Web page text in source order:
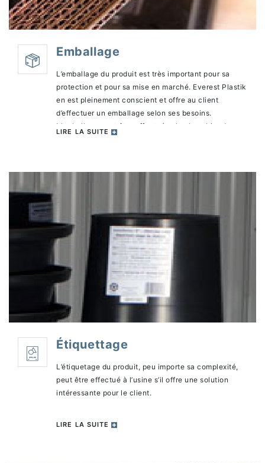
Emballage
L’emballage du produit est très important pour sa
protection et pour sa mise en marché. Everest Plastik
en est pleinement conscient et offre au client
d’effectuer un emballage selon ses besoins.
L’emballage peut être effectué selon le cahier des
LIRE LA SUITE
Étiquettage
L’étiquetage du produit, peu importe sa complexité,
peut être effectué à l’usine s’il offre une solution
intéressante pour le client.
LIRE LA SUITE